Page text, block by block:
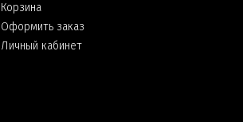
Корзина
Оформить заказ
Личный кабинет